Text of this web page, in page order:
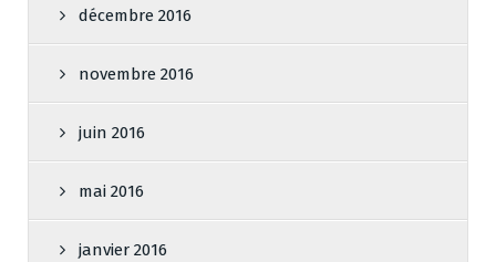
décembre 2016
novembre 2016
juin 2016
mai 2016
janvier 2016